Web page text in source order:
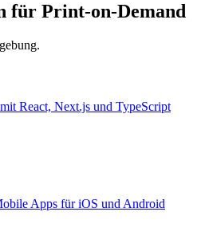
für Print-on-Demand
React, Next.js und TypeScript
Apps für iOS und Android